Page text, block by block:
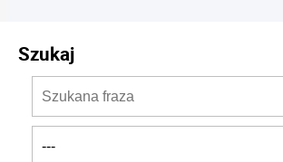
Szukaj